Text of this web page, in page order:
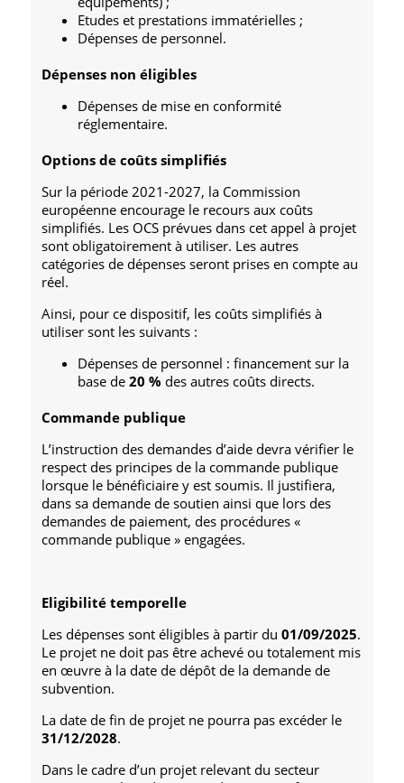
Etudes et prestations immatérielles ;
Dépenses de personnel.
Dépenses non éligibles
Dépenses de mise en conformité
réglementaire.
Options de coûts simplifiés
Sur la période 2021-2027, la Commission
européenne encourage le recours aux coûts
simplifiés. Les OCS prévues dans cet appel à projet
sont obligatoirement à utiliser. Les autres
catégories de dépenses seront prises en compte au
réel.
Ainsi, pour ce dispositif, les coûts simplifiés à
utiliser sont les suivants :
Dépenses de personnel : financement sur la
base de20 % des autres coûts directs.
Commande publique
L’instruction des demandes d’aide devra vérifier le
respect des principes de la commande publique
lorsque le bénéficiaire y est soumis. Il justifiera,
dans sa demande de soutien ainsi que lors des
demandes de paiement, des procédures «
commande publique » engagées.
Eligibilité temporelle
Les dépenses sont éligibles à partir du01/09/2025.
Le projet ne doit pas être achevé ou totalement mis
en œuvre à la date de dépôt de la demande de
subvention.
La date de fin de projet ne pourra pas excéder le
31/12/2028.
Dans le cadre d’un projet relevant du secteur